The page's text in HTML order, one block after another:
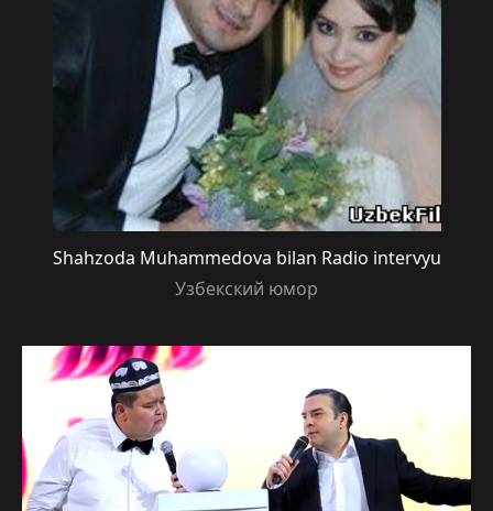
Shahzoda Muhammedova bilan Radio intervyu
Узбекский юмор